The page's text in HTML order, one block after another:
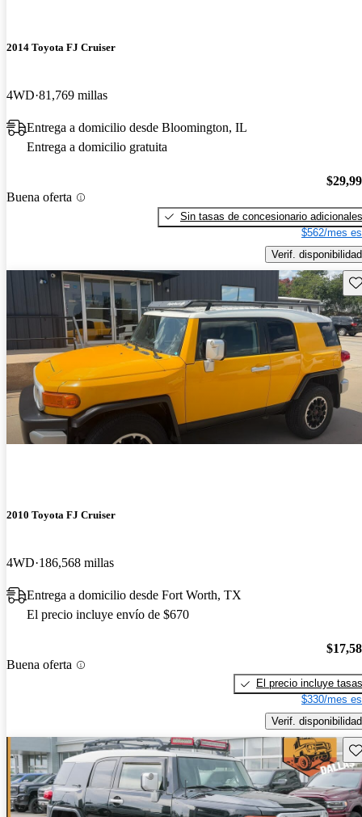
2014 Toyota FJ Cruiser
4WD 81,769 millas
Entrega a domicilio desde Bloomington, IL
Entrega a domicilio gratuita
Buena oferta
Sin tasas de concesionario adicionales
$562/mes
Verif. disponibilidad
2010 Toyota FJ Cruiser
4WD 186,568 millas
Entrega a domicilio desde Fort Worth, TX
El precio incluye envío de $670
Buena oferta
El precio incluye tasas
$330/mes
Verif. disponibilidad